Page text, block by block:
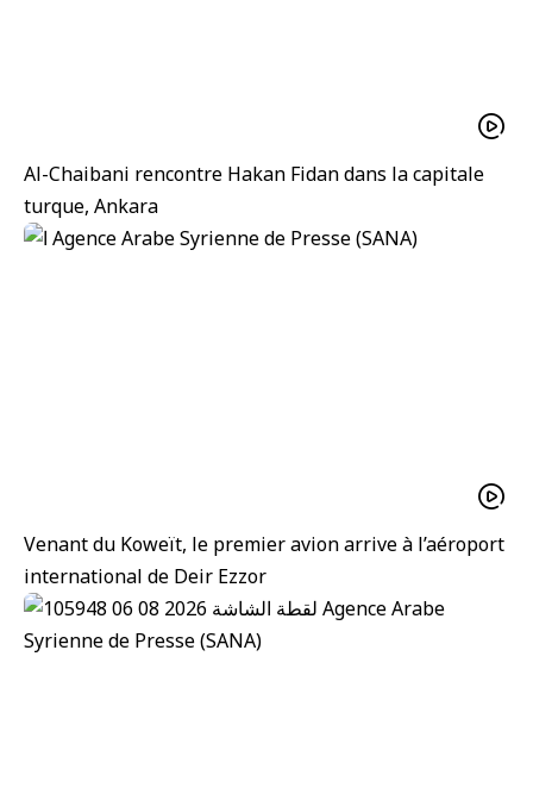
Al-Chaibani rencontre Hakan Fidan dans la capitale
turque, Ankara
Venant du Koweït, le premier avion arrive à l’aéroport
international de Deir Ezzor